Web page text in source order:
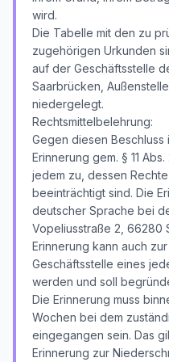
wird.
Die Tabelle mit den zu
zugehörigen Urkunden
auf der Geschäftsstelle
Saarbrücken,
niedergelegt.
Rechtsmittelbelehrung:
Gegen diesen
Erinnerung gem. § 11
jedem zu, dessen
beeinträchtigt sind. Die
deutscher Sprache bei
Vopeliusstraße 2, 66280
Erinnerung kann auch
Geschäftsstelle eines
werden und soll
Die Erinnerung muss
Wochen bei dem
eingegangen sein. Das
Erinnerung zur